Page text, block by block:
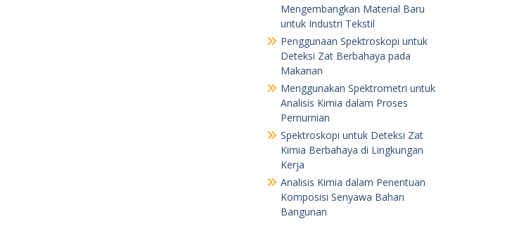
Mengembangkan Material Baru
untuk Industri Tekstil
Penggunaan Spektroskopi untuk
Deteksi Zat Berbahaya pada
Makanan
Menggunakan Spektrometri untuk
Analisis Kimia dalam Proses
Pemurnian
Spektroskopi untuk Deteksi Zat
Kimia Berbahaya di Lingkungan
Kerja
Analisis Kimia dalam Penentuan
Komposisi Senyawa Bahan
Bangunan